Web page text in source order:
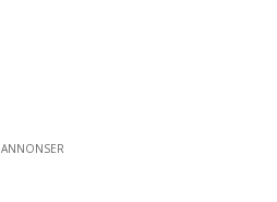
ANNONSER